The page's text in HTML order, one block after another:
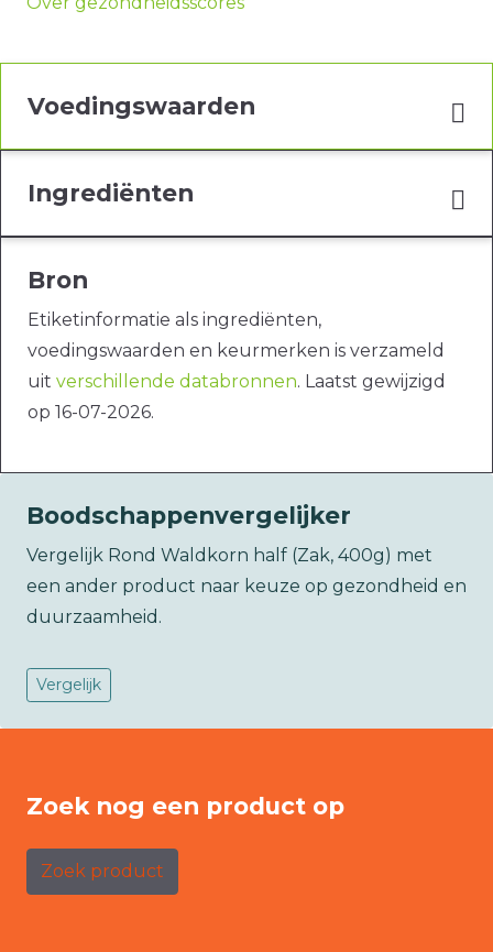
Voedingswaarden
Ingrediënten
Bron
Etiketinformatie als ingrediënten,
voedingswaarden en keurmerken is verzameld
uit verschillende databronnen. Laatst gewijzigd
op 16-07-2026.
Boodschappenvergelijker
Vergelijk Rond Waldkorn half (Zak, 400g) met
een ander product naar keuze op gezondheid en
duurzaamheid.
Vergelijk
Zoek nog een product op
Zoek product